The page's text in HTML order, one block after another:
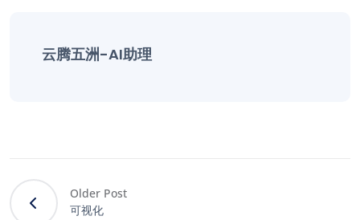
云腾五洲-AI助理
Older Post
可视化